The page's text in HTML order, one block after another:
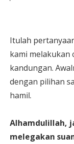
Itulah
kami melakukan
kandungan.
dengan pilihan
hamil.
Alhamdulillah,
melegakan